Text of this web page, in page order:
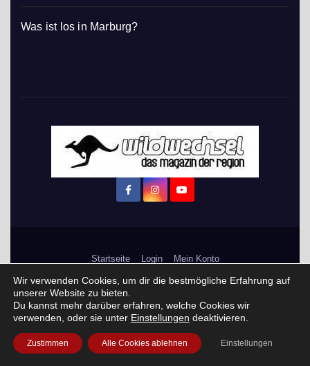
Was ist los in Marburg?
Startseite Login Mein Konto
· WERBEN auf Wildwechsel.de
+ Neue Veranstaltung eintragen:
Impressum / Datenschutzerklärung
Wir verwenden Cookies, um dir die bestmögliche Erfahrung auf
unserer Website zu bieten.
Du kannst mehr darüber erfahren, welche Cookies wir
verwenden, oder sie unter Einstellungen deaktivieren.
Zustimmen Alle Cookies ablehnen Einstellungen